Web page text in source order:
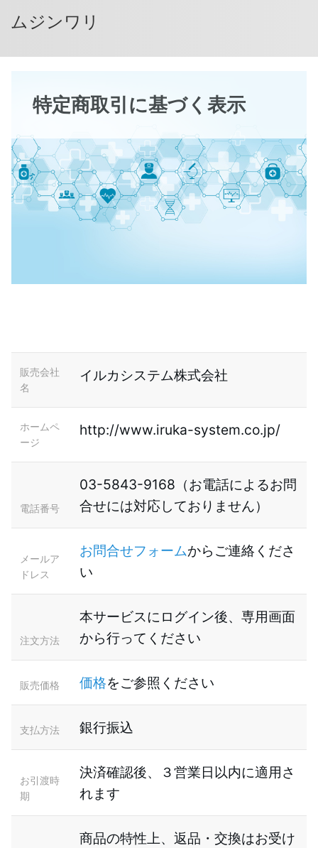
ムジンワリ
特定商取引に基づく表示
販売会社
名
イルカシステム株式会社
ホームペ
ージ
http://www.iruka-system.co.jp/
電話番号
03-5843-9168（お電話によるお問
合せには対応しておりません）
メールア
ドレス
お問合せフォームからご連絡くださ
い
注文方法
本サービスにログイン後、専用画面
から行ってください
販売価格 価格をご参照ください
支払方法 銀行振込
お引渡時
期
決済確認後、３営業日以内に適用さ
れます
商品の特性上、返品・交換はお受け